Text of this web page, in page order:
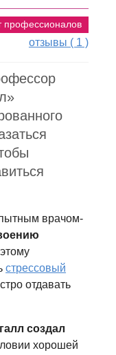
профессионалов
отзывы ( 1 )
врачом-
стрессовый
отдавать
создал
хорошей